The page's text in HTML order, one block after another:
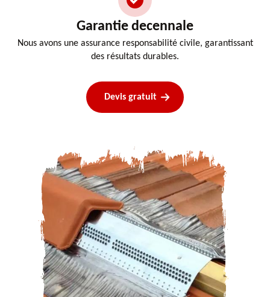
Garantie decennale
Nous avons une assurance responsabilité civile, garantissant
des résultats durables.
Devis gratuit